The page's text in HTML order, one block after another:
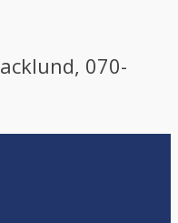
070-